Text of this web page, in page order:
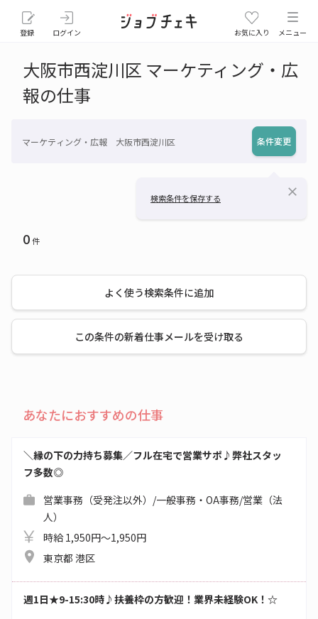
登録 ログイン お気に入り メニュー
大阪市西淀川区 マーケティング・広
報の仕事
マーケティング・広報 大阪市西淀川区 条件変更
検索条件を保存する close
0件
よく使う検索条件に追加
この条件の新着仕事メールを受け取る
あなたにおすすめの仕事
＼縁の下の力持ち募集／フル在宅で営業サポ♪弊社スタッ
フ多数◎
営業事務（受発注以外）/一般事務・OA事務/営業（法
人）
時給 1,950円～1,950円
東京都 港区
週1日★9-15:30時♪扶養枠の方歓迎！業界未経験OK！☆